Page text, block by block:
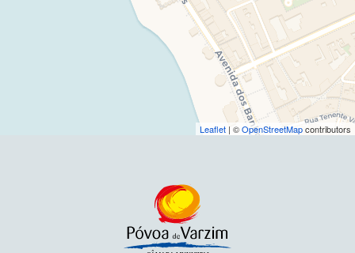
Leaflet | ©OpenStreetMapcontributors